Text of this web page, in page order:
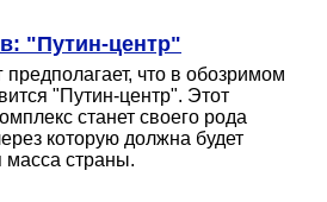
"Путин-центр"
предполагает, что в обозримом
"Путин-центр". Этот
станет своего рода
которую должна будет
масса страны.